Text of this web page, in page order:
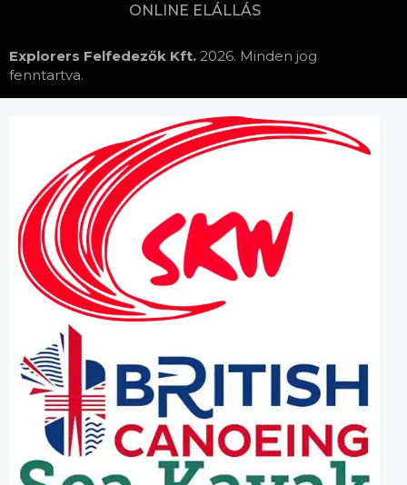
ONLINE ELÁLLÁS
Explorers Felfedezők Kft. 2026. Minden jog
fenntartva.